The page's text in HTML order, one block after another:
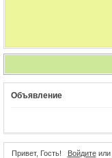
Объявление
Привет, Гость! Войдитеили